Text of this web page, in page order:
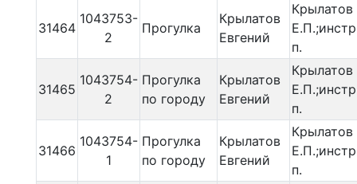
31464
1043753-
2
Прогулка
Крылатов
Евгений
Крылатов
п.
31465
1043754-
2
Прогулка
по городу
Крылатов
Евгений
Крылатов
п.
31466
1043754-
1
Прогулка
по городу
Крылатов
Евгений
Крылатов
п.